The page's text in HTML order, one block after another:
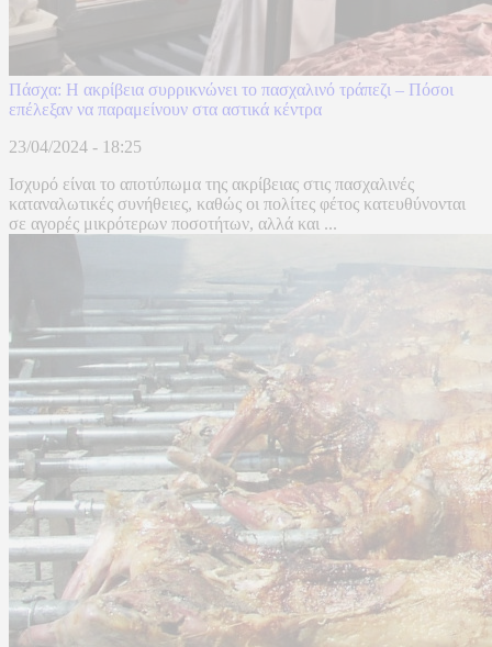
Πάσχα: Η ακρίβεια συρρικνώνει το πασχαλινό τράπεζι – Πόσοι
επέλεξαν να παραμείνουν στα αστικά κέντρα
23/04/2024 - 18:25
Ισχυρό είναι το αποτύπωμα της ακρίβειας στις πασχαλινές
καταναλωτικές συνήθειες, καθώς οι πολίτες φέτος κατευθύνονται
σε αγορές μικρότερων ποσοτήτων, αλλά και ...